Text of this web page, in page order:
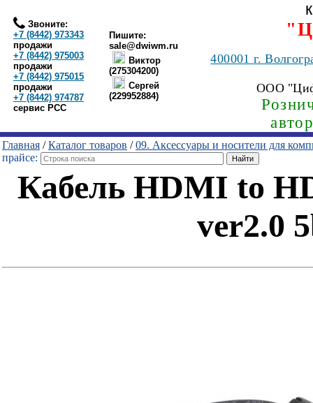
Звоните:
+7 (8442) 973343
продажи
+7 (8442) 975003
продажи
+7 (8442) 975015
продажи
+7 (8442) 974787
сервис РСС
Пишите:
sale@dwiwm.ru
Виктор
(275304200)
Сергей
(229952884)
400001г.
ООО
Главная /Каталог товаров /09. Аксессуары и носители для
прайсе:
Кабель HDMI to
ver2.0